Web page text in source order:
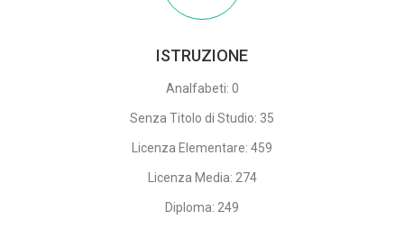
ISTRUZIONE
Analfabeti: 0
Senza Titolo di Studio: 35
Licenza Elementare: 459
Licenza Media: 274
Diploma: 249